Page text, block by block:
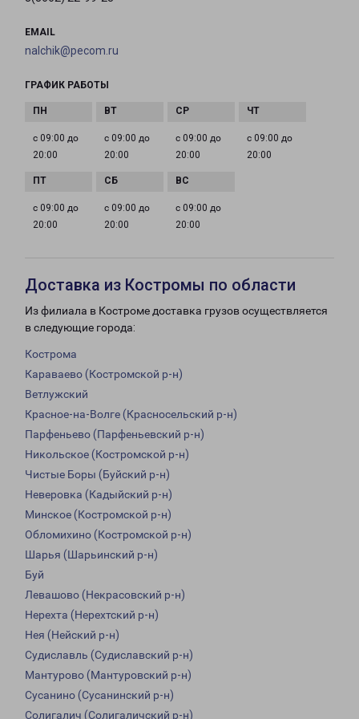
EMAIL
nalchik@pecom.ru
ГРАФИК РАБОТЫ
с 09:00 до
20:00
с 09:00 до
20:00
с 09:00 до
20:00
с 09:00 до
20:00
с 09:00 до
20:00
с 09:00 до
20:00
с 09:00 до
20:00
Доставка из Костромы по области
Из филиала в Костроме доставка грузов осуществляется
в следующие города:
Кострома
Караваево (Костромской р-н)
Ветлужский
Красное-на-Волге (Красносельский р-н)
Парфеньево (Парфеньевский р-н)
Никольское (Костромской р-н)
Чистые Боры (Буйский р-н)
Неверовка (Кадыйский р-н)
Минское (Костромской р-н)
Обломихино (Костромской р-н)
Шарья (Шарьинский р-н)
Буй
Левашово (Некрасовский р-н)
Нерехта (Нерехтский р-н)
Нея (Нейский р-н)
Судиславль (Судиславский р-н)
Мантурово (Мантуровский р-н)
Сусанино (Сусанинский р-н)
Солигалич (Солигаличский р-н)